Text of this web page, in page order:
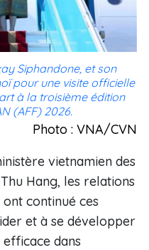
Siphandone, et son
pour une visite officielle
à la troisième édition
(AFF) 2026.
Photo : VNA/CVN
vietnamien des
Hang, les relations
continué ces
et à se développer
dans